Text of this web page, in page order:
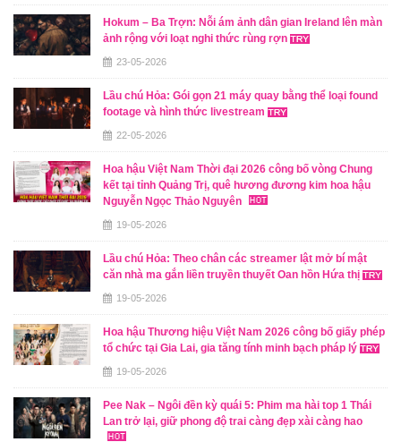
Hokum – Ba Trợn: Nỗi ám ảnh dân gian Ireland lên màn
ảnh rộng với loạt nghi thức rùng rợn
23-05-2026
Lầu chú Hỏa: Gói gọn 21 máy quay bằng thể loại found
footage và hình thức livestream
22-05-2026
Hoa hậu Việt Nam Thời đại 2026 công bố vòng Chung
kết tại tỉnh Quảng Trị, quê hương đương kim hoa hậu
Nguyễn Ngọc Thảo Nguyên
19-05-2026
Lầu chú Hỏa: Theo chân các streamer lật mở bí mật
căn nhà ma gắn liền truyền thuyết Oan hồn Hứa thị
19-05-2026
Hoa hậu Thương hiệu Việt Nam 2026 công bố giấy phép
tổ chức tại Gia Lai, gia tăng tính minh bạch pháp lý
19-05-2026
Pee Nak – Ngôi đền kỳ quái 5: Phim ma hài top 1 Thái
Lan trở lại, giữ phong độ trai càng đẹp xài càng hao